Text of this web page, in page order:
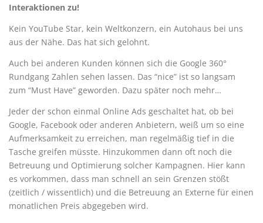
Interaktionen zu!
Kein YouTube Star, kein Weltkonzern, ein Autohaus bei uns
aus der Nähe. Das hat sich gelohnt.
Auch bei anderen Kunden können sich die Google 360°
Rundgang Zahlen sehen lassen. Das “nice” ist so langsam
zum “Must Have” geworden. Dazu später noch mehr…
Jeder der schon einmal Online Ads geschaltet hat, ob bei
Google, Facebook oder anderen Anbietern, weiß um so eine
Aufmerksamkeit zu erreichen, man regelmäßig tief in die
Tasche greifen müsste. Hinzukommen dann oft noch die
Betreuung und Optimierung solcher Kampagnen. Hier kann
es vorkommen, dass man schnell an sein Grenzen stößt
(zeitlich / wissentlich) und die Betreuung an Externe für einen
monatlichen Preis abgegeben wird.